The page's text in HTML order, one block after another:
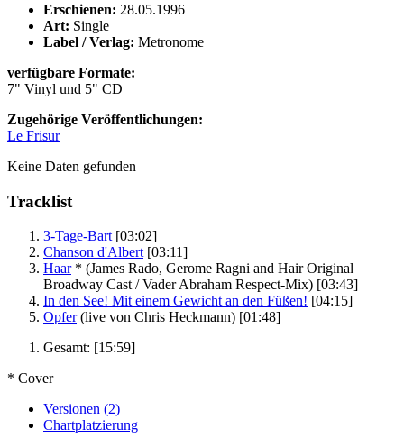
Erschienen: 28.05.1996
Art: Single
Label / Verlag: Metronome
verfügbare Formate:
7" Vinyl und 5" CD
Zugehörige Veröffentlichungen:
Le Frisur
Keine Daten gefunden
Tracklist
3-Tage-Bart [03:02]
Chanson d'Albert [03:11]
Haar* (James Rado, Gerome Ragni and Hair Original
Broadway Cast / Vader Abraham Respect-Mix) [03:43]
In den See! Mit einem Gewicht an den Füßen! [04:15]
Opfer (live von Chris Heckmann) [01:48]
Gesamt: [15:59]
* Cover
Versionen (2)
Chartplatzierung